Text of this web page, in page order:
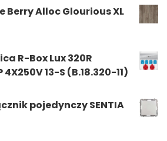
Berry Alloc Glourious XL
R-Box Lux 320R
4X250V 13-S (B.18.320-11)
pojedynczy SENTIA